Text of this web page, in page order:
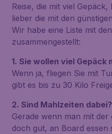
Reise, die mit viel
lieber die mit den
Wir habe eine Liste mit
zusammengestellt:
1. Sie wollen viel Gepäck
Wenn ja, fliegen Sie mit
gibt es bis zu 30 Kilo
2. Sind Mahlzeiten dabei?
Gerade wenn man mit der
doch gut, an Board